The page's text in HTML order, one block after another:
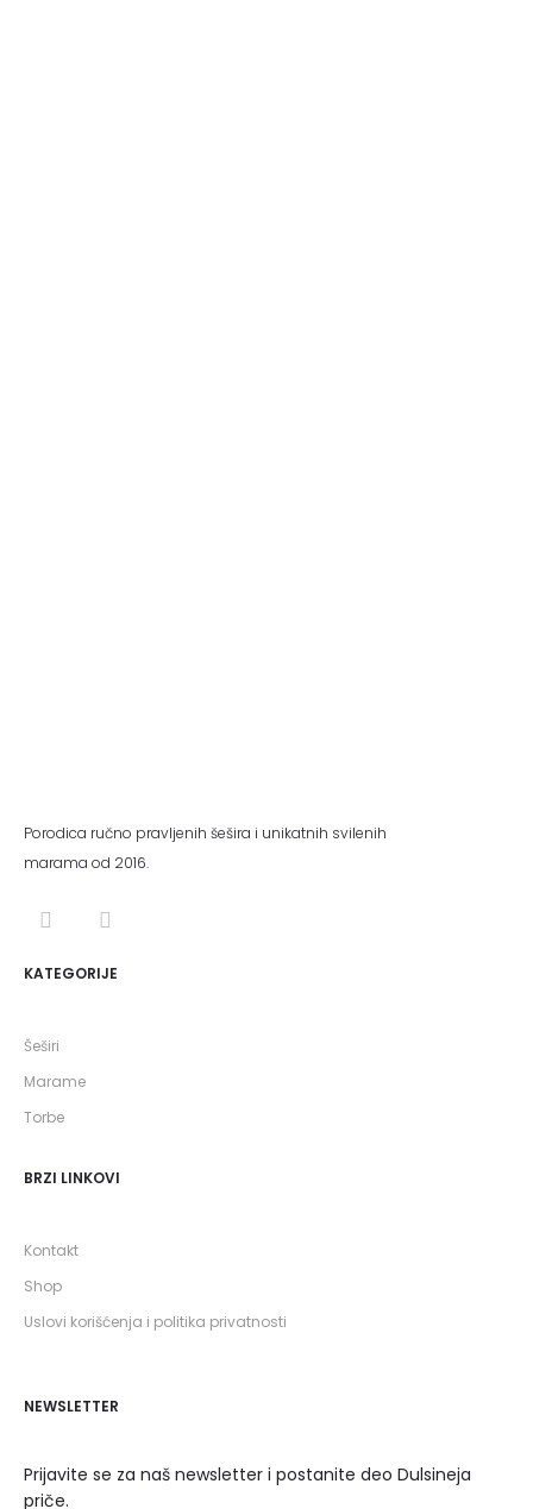
Porodica ručno pravljenih šešira i unikatnih svilenih
marama od 2016.
KATEGORIJE
Šeširi
Marame
Torbe
BRZI LINKOVI
Kontakt
Shop
Uslovi korišćenja i politika privatnosti
NEWSLETTER
Prijavite se za naš newsletter i postanite deo Dulsineja
priče.